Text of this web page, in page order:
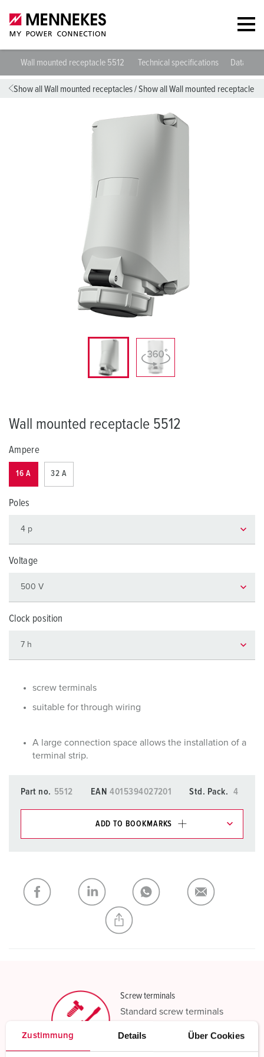
Zustimmung Details Über Cookies
Wall mounted receptacle 5512 Technical specifications
Show all Wall mounted receptacles/Show all Wall mounted receptacle
Wall mounted receptacle 5512
Ampere
16 A 32 A
Poles
Voltage
Clock position
screw terminals
suitable for through wiring
A large connection space allows the installation of a
terminal strip.
Part no. 5512 EAN 4015394027201 Std. Pack. 4
ADD TO BOOKMARKS
My list ADD
CREATE A NEW LIST
Screw terminals
Standard screw terminals
Read more